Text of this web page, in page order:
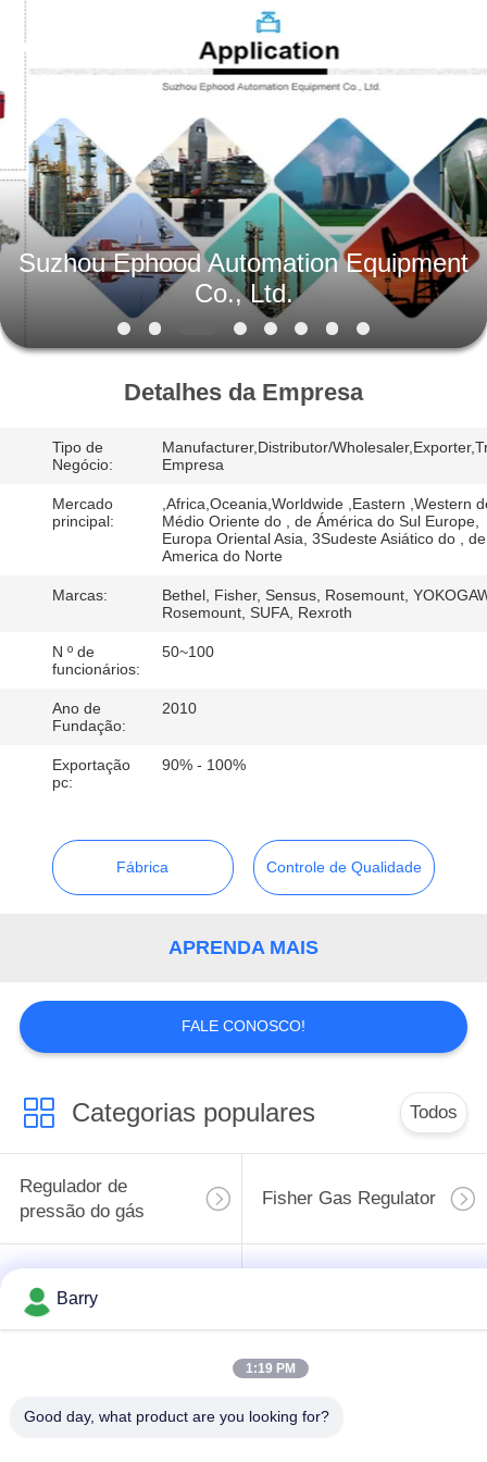
PARA
CASA
PRODUTOS
SOBRE
NÓS
FÁBRICA
CONTROLE
QUALIDADE
CONTACTE-
NOS
NOTÍCIAS
SOLICITE UM
ORÇAMENTO
SITE
POLÍTICA
DE
PRIVACIDADE
Suzhou
Ephood
Automation
Equipment
Rights
Reserved.
Suzhou Ephood Automation Equipment
Co., Ltd.
Detalhes da Empresa
Tipo de
Negócio:
Manufacturer,Distributor/
Empresa
Mercado
principal:
,Africa,Oceania,Worldwide ,Eastern ,Western
Médio Oriente do , de Ámérica do Sul Europe,
Europa Oriental Asia, 3Sudeste Asiático do , de
America do Norte
Marcas:
Bethel, Fisher, Sensus, Rosemount,
Rosemount, SUFA, Rexroth
N º de
funcionários:
50~100
Ano de
Fundação:
2010
Exportação
pc:
90% - 100%
Fábrica Controle de Qualidade
APRENDA MAIS
FALE CONOSCO!
Categorias populares Todos
Regulador de
pressão do gás
Fisher Gas Regulator
pressão diferencial
válvula de porta da
Barry
1:19 PM
Good day, what product are you looking for?